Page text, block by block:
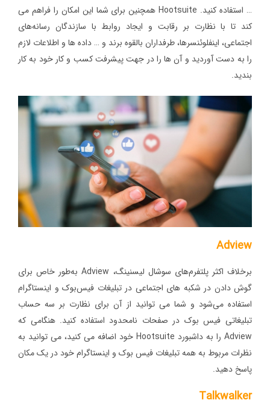
… استفاده کنید. Hootsuite همچنین برای شما این امکان را فراهم می
کند تا با نظارت بر رقابت و ایجاد روابط با سازندگان رسانه‌های
اجتماعی، اینفلوئنسرها، طرفداران بالقوه برند و … داده ها و اطلاعات لازم
را به دست آوردید و آن ها را در جهت پیشرفت کسب و کار خود به کار
بندید.
Adview
برخلاف اکثر پلتفرم‌های سوشال لیسنینگ، Adview به‌طور خاص برای
گوش دادن در شکبه های اجتماعی در تبلیغات فیس‌بوک و اینستاگرام
استفاده می‌شود و شما می توانید از آن برای نظارت بر سه حساب
تبلیغاتی فیس بوک در صفحات نامحدود استفاده کنید. هنگامی که
Adview را به داشبورد Hootsuite خود اضافه می کنید، می توانید به
نظرات مربوط به همه تبلیغات فیس بوک و اینستاگرام خود در یک مکان
پاسخ دهید.
Talkwalker